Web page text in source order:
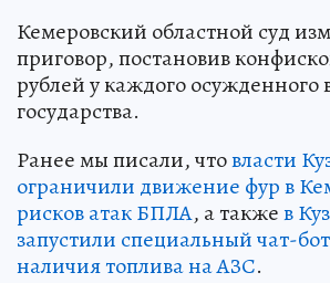
Кемеровский областной суд
приговор, постановив
рублей у каждого осужденного
государства.
Ранее мы писали, чтовласти
ограничили движение фур в
рисков атак БПЛА, а такжев
запустили специальный чат-
наличия топлива на АЗС.